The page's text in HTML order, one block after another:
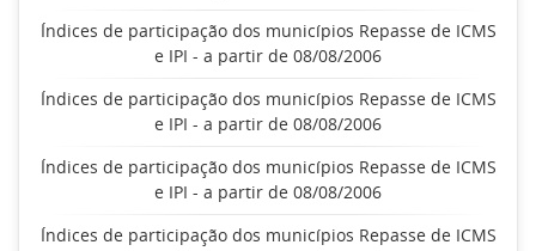
Índices de participação dos municípios Repasse de ICMS
e IPI - a partir de 08/08/2006
Índices de participação dos municípios Repasse de ICMS
e IPI - a partir de 08/08/2006
Índices de participação dos municípios Repasse de ICMS
e IPI - a partir de 08/08/2006
Índices de participação dos municípios Repasse de ICMS